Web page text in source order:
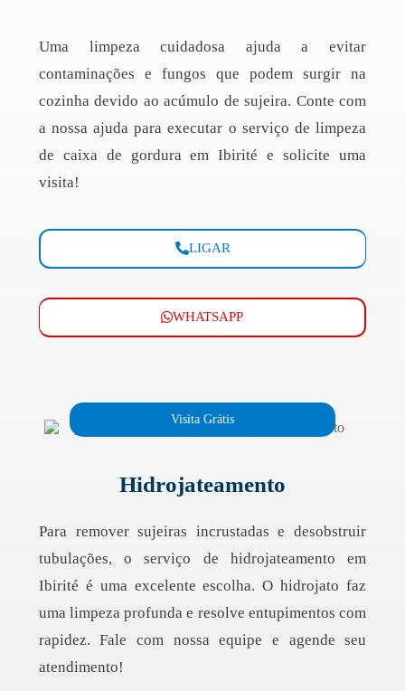
Uma limpeza cuidadosa ajuda a evitar
contaminações e fungos que podem surgir na
cozinha devido ao acúmulo de sujeira. Conte com
a nossa ajuda para executar o serviço de limpeza
de caixa de gordura em Ibirité e solicite uma
visita!
LIGAR
WHATSAPP
Visita Grátis
Hidrojateamento
Para remover sujeiras incrustadas e desobstruir
tubulações, o serviço de hidrojateamento em
Ibirité é uma excelente escolha. O hidrojato faz
uma limpeza profunda e resolve entupimentos com
rapidez. Fale com nossa equipe e agende seu
atendimento!